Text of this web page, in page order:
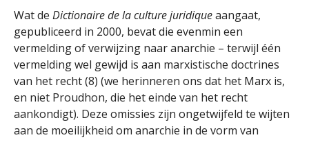
Wat de Dictionaire de la culture juridiqueaangaat,
gepubliceerd in 2000, bevat die evenmin een
vermelding of verwijzing naar anarchie – terwijl één
vermelding wel gewijd is aan marxistische doctrines
van het recht (8) (we herinneren ons dat het Marx is,
en niet Proudhon, die het einde van het recht
aankondigt). Deze omissies zijn ongetwijfeld te wijten
aan de moeilijkheid om anarchie in de vorm van